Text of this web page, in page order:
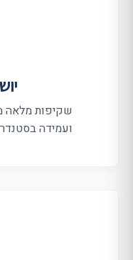
שקיפות מלאה
ועמידה